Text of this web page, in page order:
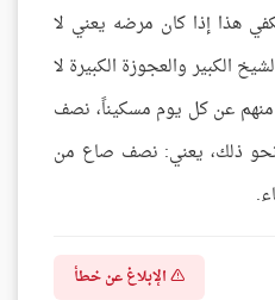
هذا إذا كان مرضه يعني لا
الكبير والعجوزة الكبيرة لا
عن كل يوم مسكيناً، نصف
ذلك، يعني: نصف صاع من
الإبلاغ عن خطأ